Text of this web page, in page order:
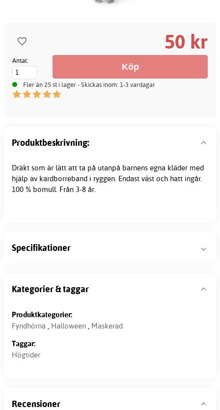
50 kr
Antal:
Fler än 25 st i lager - Skickas inom: 1-3 vardagar
Produktbeskrivning:
Dräkt som är lätt att ta på utanpå barnens egna kläder med
hjälp av kardborreband i ryggen. Endast väst och hatt ingår.
100 % bomull. Från 3-8 år.
Specifikationer
Kategorier & taggar
Produktkategorier:
Fyndhörna , Halloween , Maskerad
Taggar:
Högtider
Recensioner